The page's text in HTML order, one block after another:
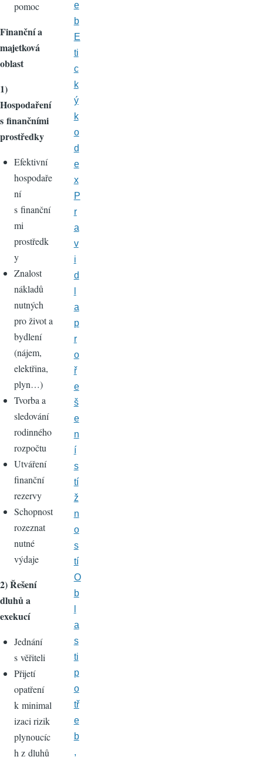
pomoc
Finanční a
majetková
oblast
1)
Hospodaření
s finančními
prostředky
Efektivní
hospodaře
ní
s finanční
mi
prostředk
y
Znalost
nákladů
nutných
pro život a
bydlení
(nájem,
elektřina,
plyn…)
Tvorba a
sledování
rodinného
rozpočtu
Utváření
finanční
rezervy
Schopnost
rozeznat
nutné
výdaje
2) Řešení
dluhů a
exekucí
Jednání
s věřiteli
Přijetí
opatření
k minimal
izaci rizik
plynoucíc
h z dluhů
e
b
E
ti
c
k
ý
k
o
d
e
x
P
r
a
v
i
d
a
p
r
o
ř
e
š
e
n
í
s
tí
ž
n
o
s
tí
O
b
a
s
ti
p
o
tř
e
b
,